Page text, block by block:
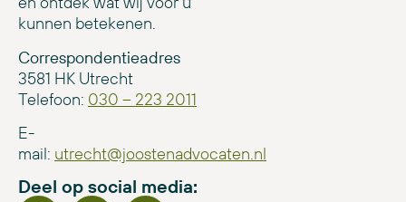
kunnen betekenen.
Correspondentieadres
3581 HK Utrecht
Telefoon: 030 – 223 2011
E-
mail: utrecht@joostenadvocaten.nl
Deel op social media: